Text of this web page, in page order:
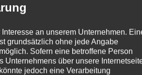
durchsetzen konnte. Seinen Pass in
nun zunehmend an unsere
war und dessen noch leicht
an unserem Unternehmen.
grundsätzlich ohne jede Angabe
Sofern eine betroffene Person
Unternehmens über unsere
jedoch eine Verarbeitung